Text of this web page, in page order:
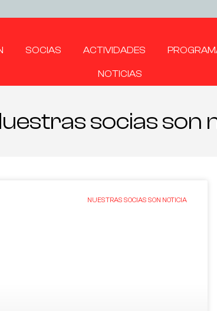
SOCIAS ACTIVIDADES
NOTICIAS
socias son
NUESTRAS SOCIAS SON NOTICIA